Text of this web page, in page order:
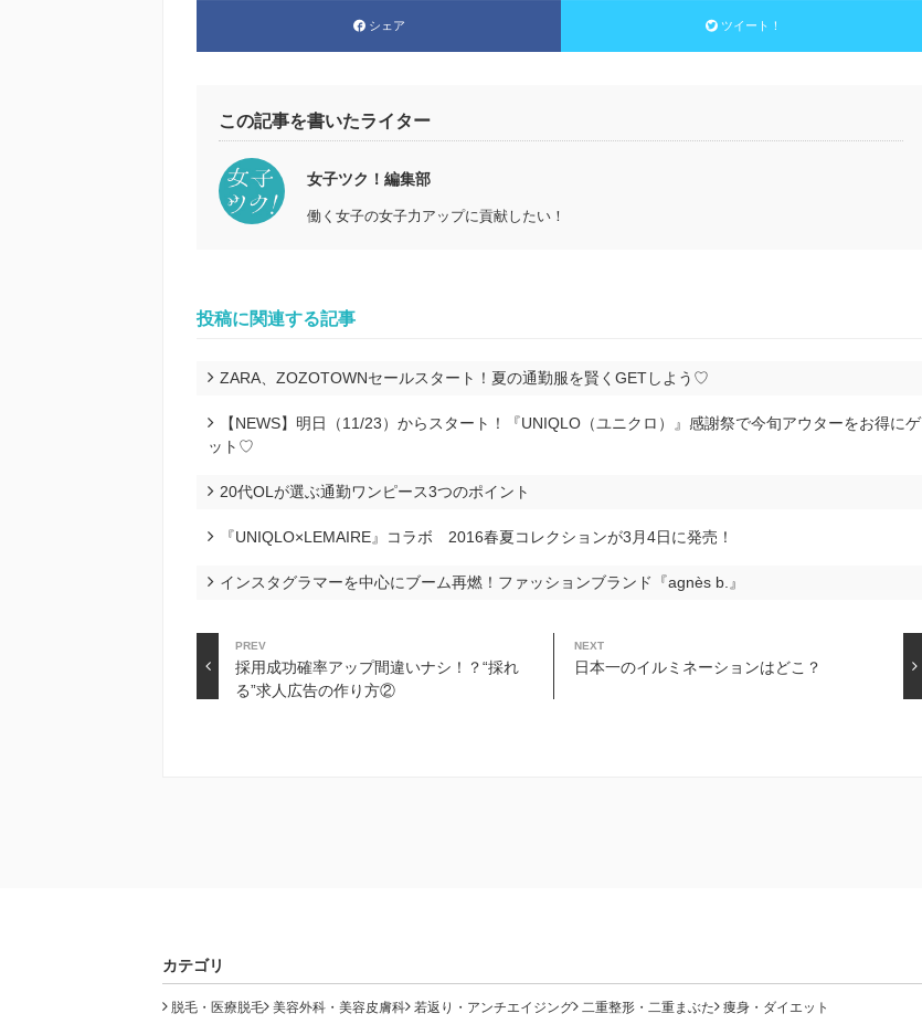
シェア ツイート！
この記事を書いたライター
女子ツク！編集部
働く女子の女子力アップに貢献したい！
投稿に関連する記事
ZARA、ZOZOTOWNセールスタート！夏の通勤服を賢くGETしよう♡
【NEWS】明日（11/23）からスタート！『UNIQLO（ユニクロ）』感謝祭で今旬アウターをお得にゲ
ット♡
20代OLが選ぶ通勤ワンピース3つのポイント
『UNIQLO×LEMAIRE』コラボ 2016春夏コレクションが3月4日に発売！
インスタグラマーを中心にブーム再燃！ファッションブランド『agnès b.』
PREV
採用成功確率アップ間違いナシ！？“採れ
る”求人広告の作り方②
NEXT
日本一のイルミネーションはどこ？
カテゴリ
脱毛・医療脱毛 美容外科・美容皮膚科 若返り・アンチエイジング 二重整形・二重まぶた 痩身・ダイエット